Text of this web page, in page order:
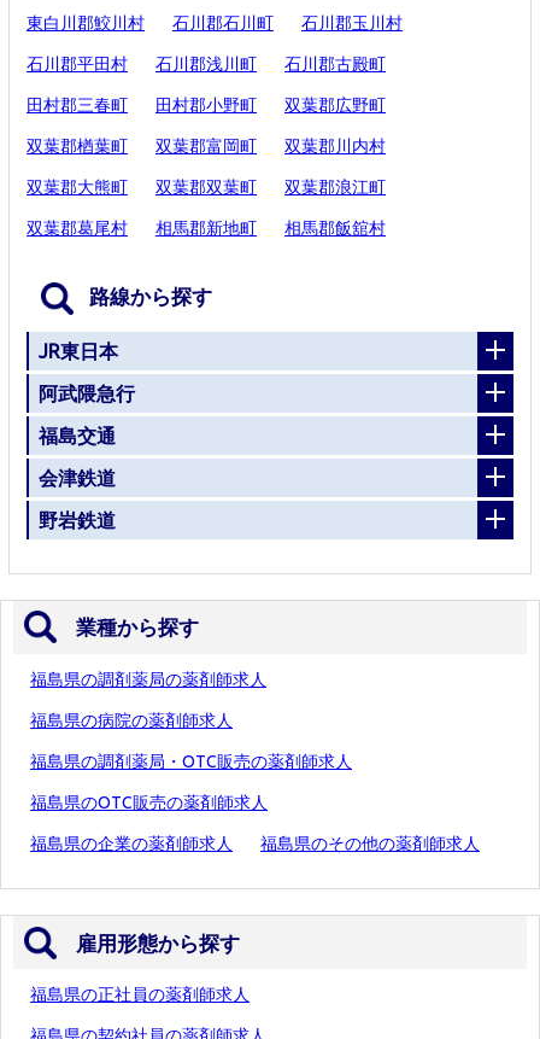
東白川郡鮫川村 石川郡石川町 石川郡玉川村
石川郡平田村 石川郡浅川町 石川郡古殿町
田村郡三春町 田村郡小野町 双葉郡広野町
双葉郡楢葉町 双葉郡富岡町 双葉郡川内村
双葉郡大熊町 双葉郡双葉町 双葉郡浪江町
双葉郡葛尾村 相馬郡新地町 相馬郡飯舘村
路線から探す
JR東日本
阿武隈急行
福島交通
会津鉄道
野岩鉄道
業種から探す
福島県の調剤薬局の薬剤師求人
福島県の病院の薬剤師求人
福島県の調剤薬局・OTC販売の薬剤師求人
福島県のOTC販売の薬剤師求人
福島県の企業の薬剤師求人 福島県のその他の薬剤師求人
雇用形態から探す
福島県の正社員の薬剤師求人